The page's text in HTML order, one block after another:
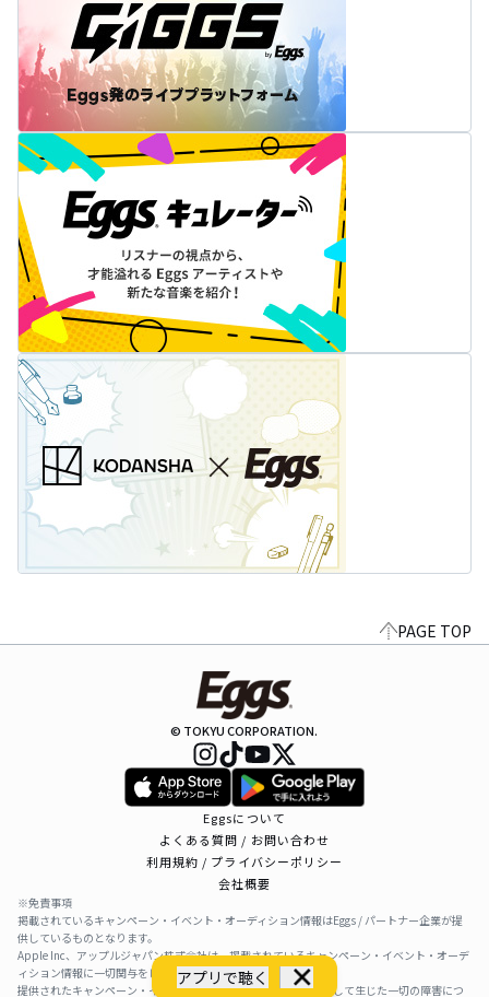
アプリで聴く
PAGE TOP
© TOKYU CORPORATION.
Eggsについて
よくある質問 / お問い合わせ
利用規約 / プライバシーポリシー
会社概要
※免責事項
掲載されているキャンペーン・イベント・オーディション情報はEggs / パートナー企業が提
供しているものとなります。
Apple Inc、アップルジャパン株式会社は、掲載されているキャンペーン・イベント・オーデ
ィション情報に一切関与をしておりません。
提供されたキャンペーン・イベント・オーディション情報を利用して生じた一切の障害につ